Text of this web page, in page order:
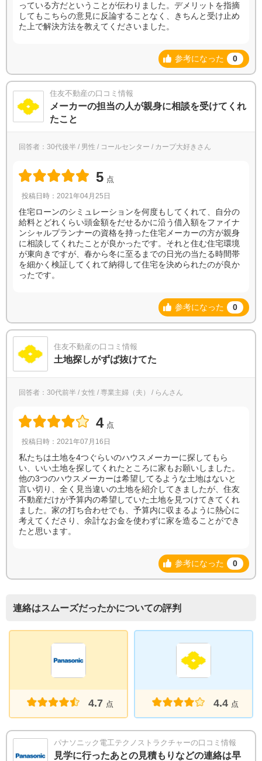
っている方だということが伝わりました。デメリットを指摘
してもこちらの意見に反論することなく、きちんと受け止め
た上で解決方法を教えてくださいました。
参考になった 0
住友不動産の口コミ情報
メーカーの担当の人が親身に相談を受けてくれ
たこと
回答者：30代後半 / 男性 / コールセンター / カープ大好きさん
5 点
投稿日時：2021年04月25日
住宅ローンのシミュレーションを何度もしてくれて、自分の
給料とどれくらい頭金額をだせるかに沿う借入額をファイナ
ンシャルプランナーの資格を持った住宅メーカーの方が親身
に相談してくれたことが良かったです。それと住む住宅環境
が東向きですが、春から冬に至るまでの日光の当たる時間帯
を細かく検証してくれて納得して住宅を決められたのが良か
ったです。
参考になった 0
住友不動産の口コミ情報
土地探しがずば抜けてた
回答者：30代前半 / 女性 / 専業主婦（夫） / らんさん
4 点
投稿日時：2021年07月16日
私たちは土地を4つぐらいのハウスメーカーに探してもら
い、いい土地を探してくれたところに家もお願いしました。
他の3つのハウスメーカーは希望してるような土地はないと
言い切り、全く見当違いの土地を紹介してきましたが、住友
不動産だけが予算内の希望していた土地を見つけてきてくれ
ました。家の打ち合わせでも、予算内に収まるように熱心に
考えてくださり、余計なお金を使わずに家を造ることができ
たと思います。
参考になった 0
連絡はスムーズだったかについての評判
4.7 点 4.4 点
パナソニック電工テクノストラクチャーの口コミ情報
見学に行ったあとの見積もりなどの連絡は早